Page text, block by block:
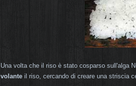
Una volta che il riso è stato cosparso sull'alga
volante il riso, cercando di creare una striscia